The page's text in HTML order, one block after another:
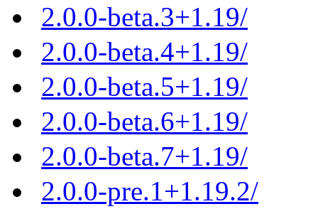
2.0.0-beta.3+1.19/
2.0.0-beta.4+1.19/
2.0.0-beta.5+1.19/
2.0.0-beta.6+1.19/
2.0.0-beta.7+1.19/
2.0.0-pre.1+1.19.2/